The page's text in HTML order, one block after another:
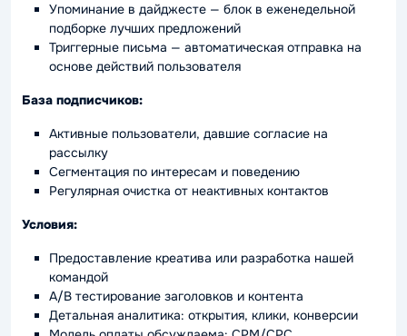
Упоминание в дайджесте — блок в еженедельной
подборке лучших предложений
Триггерные письма — автоматическая отправка на
основе действий пользователя
База подписчиков:
Активные пользователи, давшие согласие на
рассылку
Сегментация по интересам и поведению
Регулярная очистка от неактивных контактов
Условия:
Предоставление креатива или разработка нашей
командой
A/B тестирование заголовков и контента
Детальная аналитика: открытия, клики, конверсии